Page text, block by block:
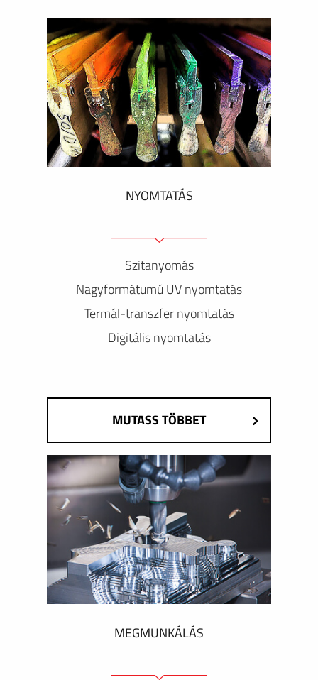
NYOMTATÁS
Szitanyomás
Nagyformátumú UV nyomtatás
Termál-transzfer nyomtatás
Digitális nyomtatás
MUTASS TÖBBET
MEGMUNKÁLÁS